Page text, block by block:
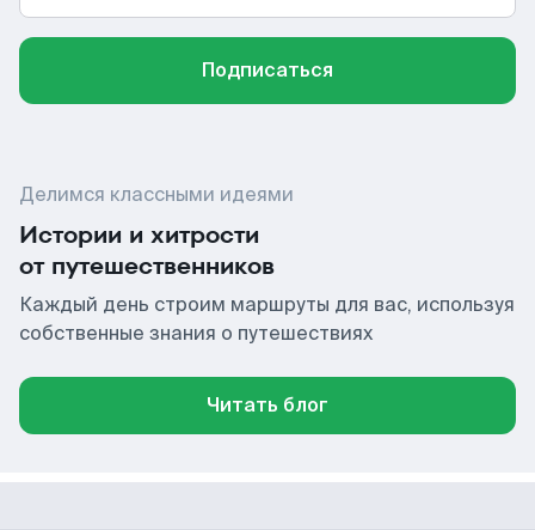
Подписаться
Делимся классными идеями
Истории и хитрости
от путешественников
Каждый день строим маршруты для вас, используя
собственные знания о путешествиях
Читать блог